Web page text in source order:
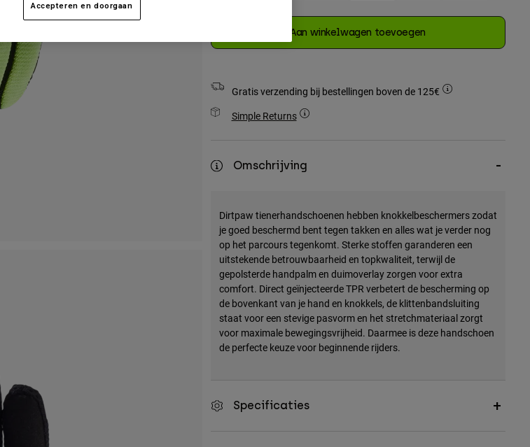
Aan winkelwagen toevoegen
Gratis verzending bij bestellingen boven de 125€
Simple Returns
Omschrijving
Dirtpaw tienerhandschoenen hebben knokkelbeschermers zodat
je goed beschermd bent tegen takken en alles wat je verder nog
op het parcours tegenkomt. Sterke stoffen garanderen een
uitstekende betrouwbaarheid en topkwaliteit, terwijl de
gepolsterde handpalm en duimoverlay zorgen voor extra
comfort. Direct geïnjecteerde TPR verbetert de bescherming op
de bovenkant van je hand en knokkels, de klittenbandsluiting
staat voor een stevige pasvorm en het stretchmateriaal zorgt
voor maximale bewegingsvrijheid. Daarmee is deze handschoen
de perfecte keuze voor beginnende rijders.
Specificaties
Accepteren en doorgaan